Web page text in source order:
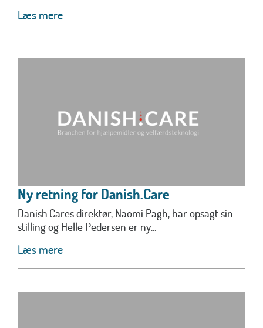
Læs mere
Ny retning for Danish.Care
Danish.Cares direktør, Naomi Pagh, har opsagt sin
stilling og Helle Pedersen er ny...
Læs mere